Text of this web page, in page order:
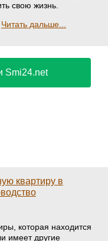
свою жизнь.
Читать дальше...
Smi24.net
квартиру в
которая находится
имеет другие